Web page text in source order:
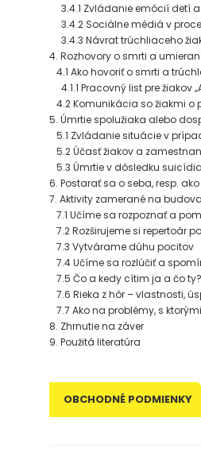
3.4.1 Zvládanie emócií detí
3.4.2 Sociálne médiá v
3.4.3 Návrat trúchliaceho
4. Rozhovory o smrti a
4.1 Ako hovoriť o smrti a
4.1.1 Pracovný list pre žiakov
4.2 Komunikácia so žiakmi o
5. Úmrtie spolužiaka alebo
5.1 Zvládanie situácie v
5.2 Účasť žiakov a
5.3 Úmrtie v dôsledku suicídia
6. Postarať sa o seba, resp.
7. Aktivity zamerané na
7.1 Učíme sa rozpoznať a
7.2 Rozširujeme si repertoár
7.3 Vytvárame dúhu pocitov
7.4 Učíme sa rozlúčiť a
7.5 Čo a kedy cítim ja a čo ty?
7.6 Rieka z hôr – vlastnosti,
7.7 Ako na problémy, s
8. Zhrnutie na záver
9. Použitá literatúra
OBCHODNÉ PODMIENKY